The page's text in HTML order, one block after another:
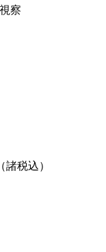
察
込）